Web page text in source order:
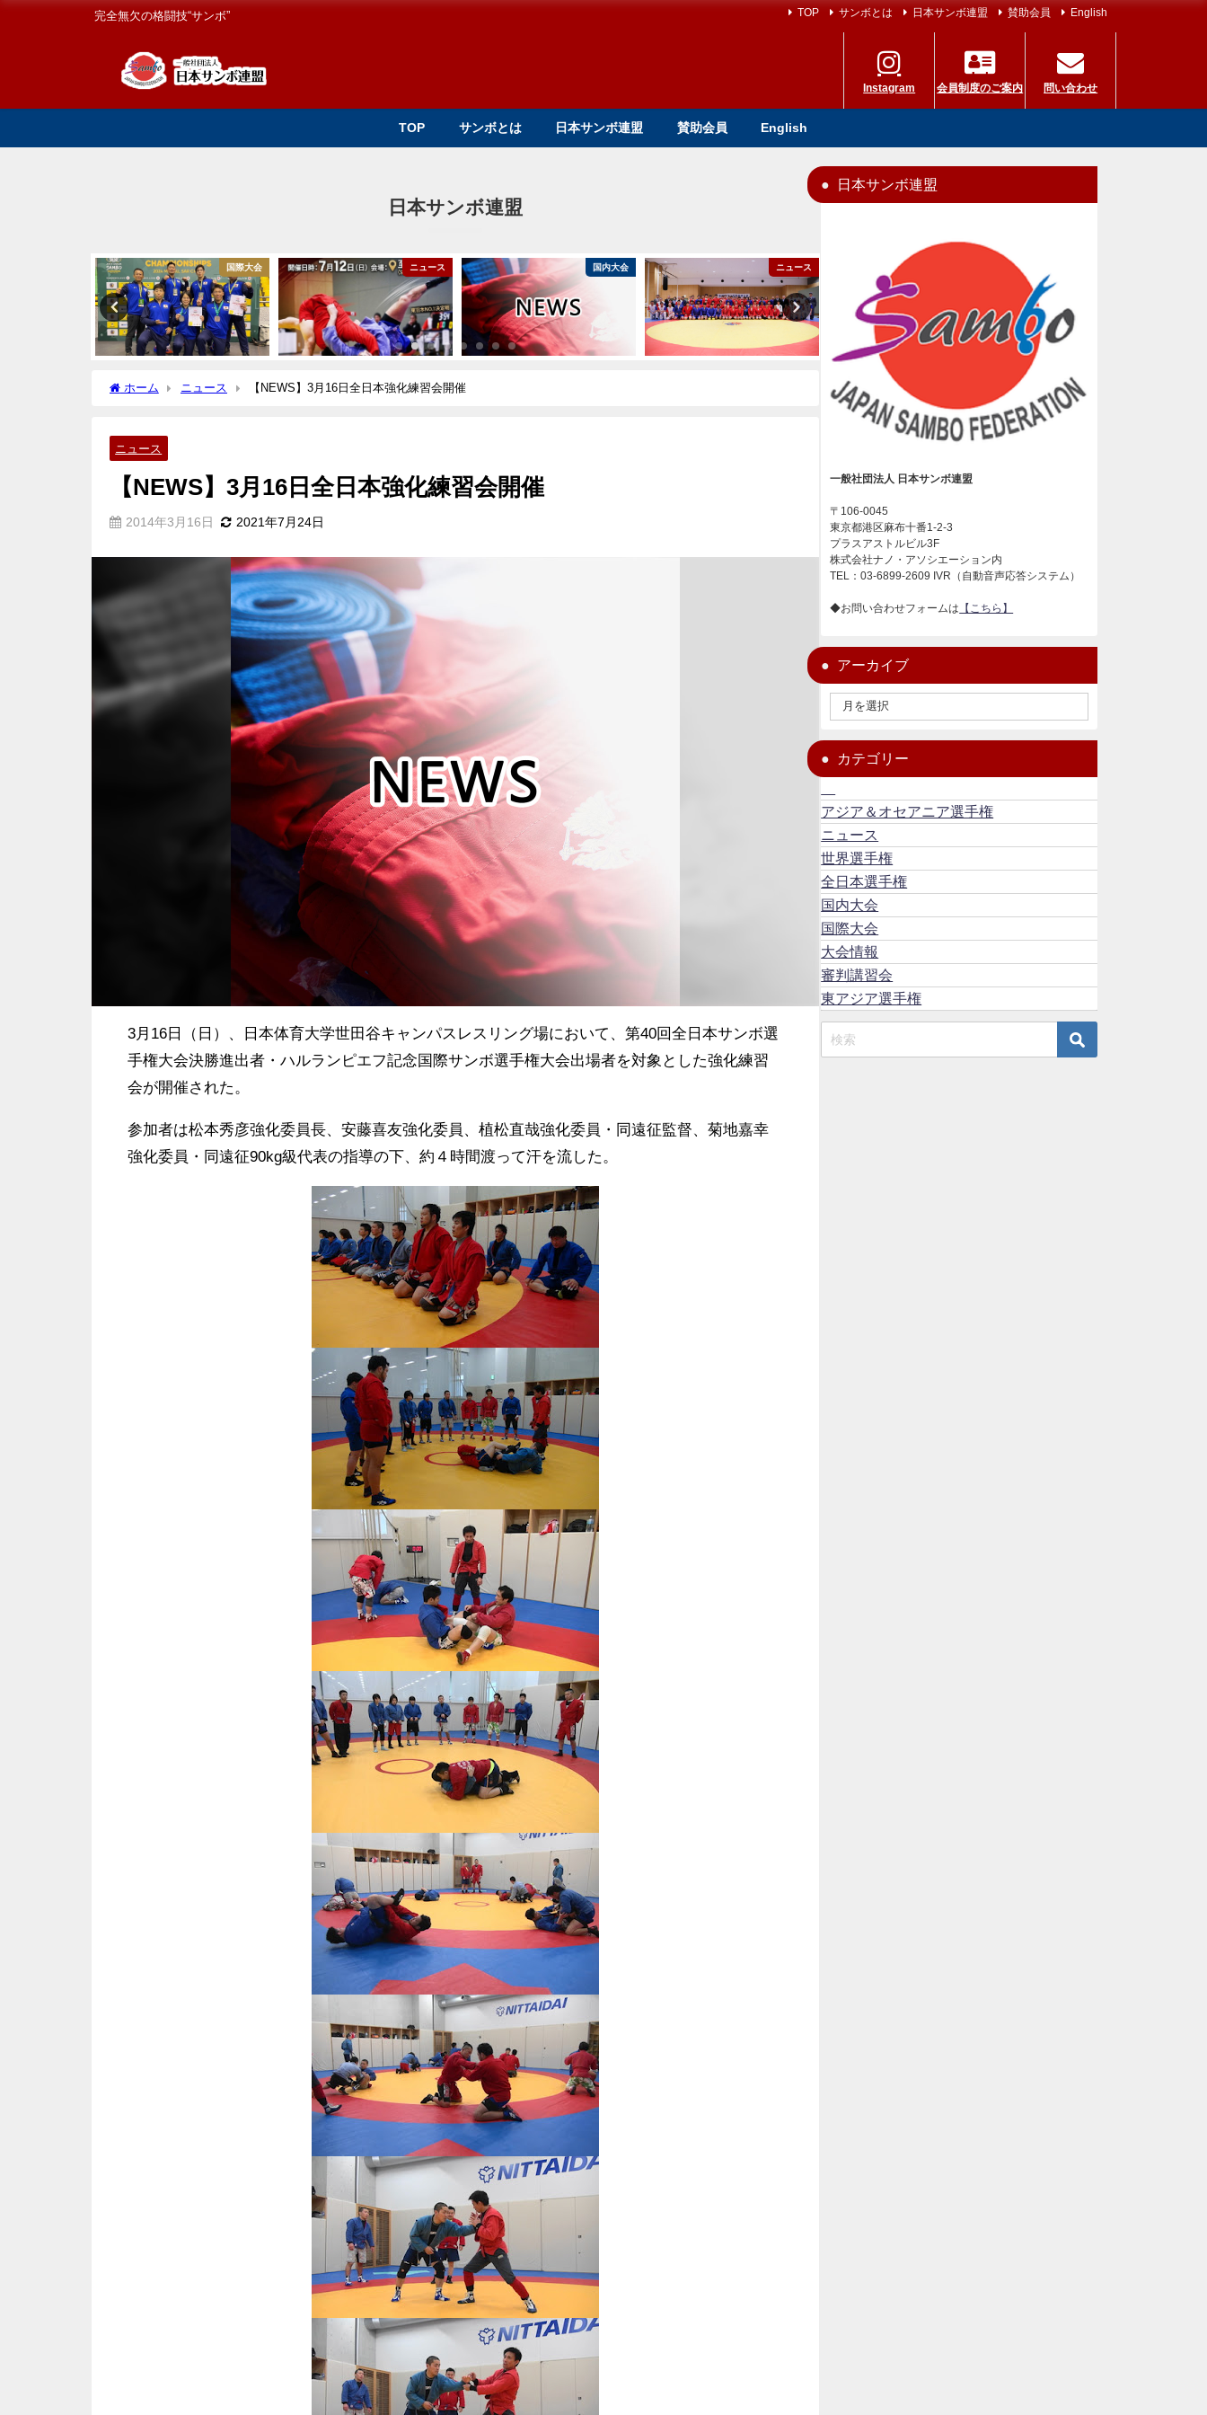
完全無欠の格闘技“サンボ” TOP サンボとは 日本サンボ連盟 賛助会員 English
Instagram 会員制度のご案内 問い合わせ
TOP サンボとは 日本サンボ連盟 賛助会員 English
日本サンボ連盟
国際大会 ニュース 国内大会 ニュース
ホーム ニュース 【NEWS】3月16日全日本強化練習会開催
ニュース
【NEWS】3月16日全日本強化練習会開催
2014年3月16日 2021年7月24日
3月16日（日）、日本体育大学世田谷キャンパスレスリング場において、第40回全日本サンボ選
手権大会決勝進出者・ハルランピエフ記念国際サンボ選手権大会出場者を対象とした強化練習
会が開催された。
参加者は松本秀彦強化委員長、安藤喜友強化委員、植松直哉強化委員・同遠征監督、菊地嘉幸
強化委員・同遠征90kg級代表の指導の下、約４時間渡って汗を流した。
日本サンボ連盟
一般社団法人 日本サンボ連盟
〒106-0045
東京都港区麻布十番1-2-3
プラスアストルビル3F
株式会社ナノ・アソシエーション内
TEL：03-6899-2609 IVR（自動音声応答システム）
◆お問い合わせフォームは 【こちら】
アーカイブ
カテゴリー
アジア＆オセアニア選手権
ニュース
世界選手権
全日本選手権
国内大会
国際大会
大会情報
審判講習会
東アジア選手権